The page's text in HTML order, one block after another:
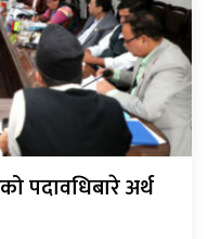
पदावधिबारे अर्थ